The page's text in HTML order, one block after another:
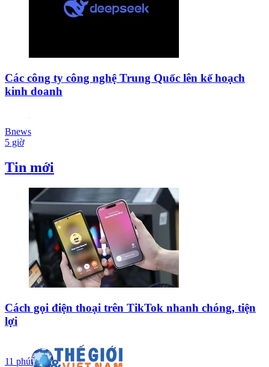
Các công ty công nghệ Trung Quốc lên kế hoạch
kinh doanh
Bnews
5 giờ
Tin mới
Cách gọi điện thoại trên TikTok nhanh chóng, tiện
lợi
11 phút